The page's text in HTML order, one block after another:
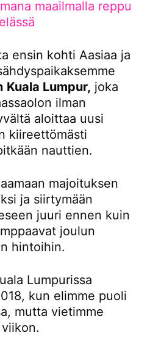
maailmalla reppu
ensin kohti Aasiaa ja
Kuala Lumpur, joka
ilman
aloittaa uusi
kiireettömästi
nauttien.
majoituksen
ja siirtymään
juuri ennen kuin
joulun
hintoihin.
Lumpurissa
kun elimme puoli
mutta vietimme